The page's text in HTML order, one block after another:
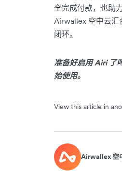
全完成付款，也助
Airwallex 空中云汇
闭环。
准备好启用 Airi 了
始使用。
View this article in
Airwallex 空